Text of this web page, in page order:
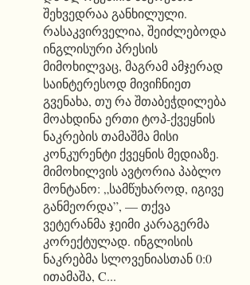
შეხვედრაა განხილული.
რასაკვირველია, შეიძლებოდა
ინგლისური პრესის
მიმოხილვაც, მაგრამ ამჯერად
საინტერესოდ მივიჩნიეთ
გვენახა, თუ რა შთაბეჭდილება
მოახდინა ერთი ტოპ-ქვეყნის
ნაკრების თამაშმა მისი
კონკურენტი ქვეყნის მედიაზე.
მიმოხილვის ავტორია პაბლო
მონტანო: „სამწუხაროდ, იგივე
განმეორდა”, — თქვა
ვეტერანმა ჯეიმი კარაგერმა
კორექტულად. ინგლისის
ნაკრებმა სლოვენიასთან 0:0
ითამაშა, C...